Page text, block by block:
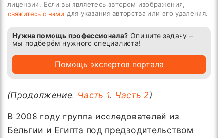
лицензии. Если вы являетесь автором изображения,
свяжитесь с нами для указания авторства или его удаления.
Нужна помощь профессионала? Опишите задачу –
мы подберём нужного специалиста!
Помощь экспертов портала
(Продолжение. Часть 1. Часть 2)
В 2008 году группа исследователей из
Бельгии и Египта под предводительством